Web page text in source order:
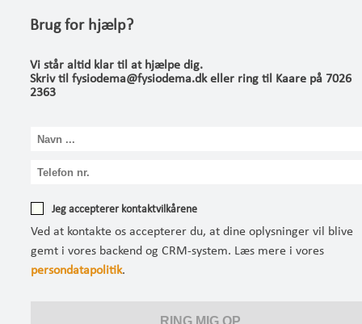
Brug for hjælp?
Vi står altid klar til at hjælpe dig.
Skriv til fysiodema@fysiodema.dk eller ring til Kaare på 7026
2363
Jeg accepterer kontaktvilkårene
Ved at kontakte os accepterer du, at dine oplysninger vil blive
gemt i vores backend og CRM-system. Læs mere i vores
persondatapolitik.